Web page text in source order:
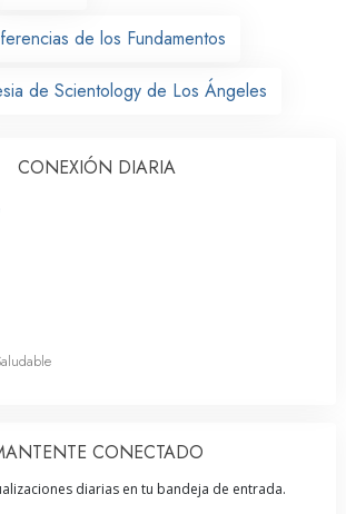
de los Fundamentos
de Scientology de Los Ángeles
CONEXIÓN DIARIA
CONECTADO
diarias en tu bandeja de entrada.